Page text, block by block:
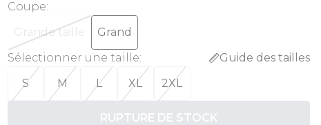
Coupe:
Grande taille
Grand
Sélectionner une taille:
Guide des tailles
S
M L XL 2XL
RUPTURE DE STOCK